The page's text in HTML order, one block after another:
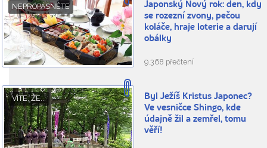
NEPROPÁSNĚTE
Japonský Nový rok: den, kdy
se rozezní zvony, pečou
koláče, hraje loterie a darují
obálky
9.368 přečtení
VÍTE, ŽE...
Byl Ježíš Kristus Japonec?
Ve vesničce Shingo, kde
údajně žil a zemřel, tomu
věří!